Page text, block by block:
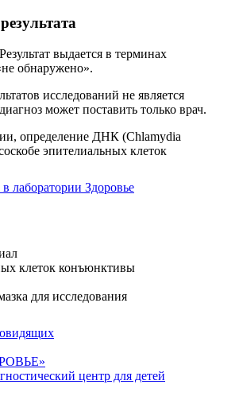
выдается в терминах
обнаружено».
исследований не является
может поставить только врач.
определение ДНК (Chlamydia
эпителиальных клеток
лаборатории Здоровье
клеток конъюнктивы
для исследования
центр для детей